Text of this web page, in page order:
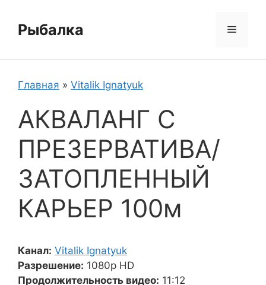
содержимому
Рыбалка Меню
Главная » Vitalik Ignatyuk
АКВАЛАНГ С
ПРЕЗЕРВАТИВА/
ЗАТОПЛЕННЫЙ
КАРЬЕР 100м
Канал: Vitalik Ignatyuk
Разрешение: 1080p HD
Продолжительность видео: 11:12